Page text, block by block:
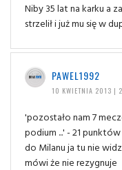
Niby 35 lat na karku a
strzelił i już mu się w
PAWEL1992
10 KWIETNIA 2013 |
'pozostało nam 7
podium ...' - 21
do Milanu ja tu nie
mówi że nie rezygnuje